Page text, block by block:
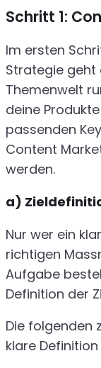
Schritt 1:
Im ersten
Strategie geht
Themenwelt
deine
passenden
Content
werden.
a)
Nur wer ein
richtigen
Aufgabe
Definition der
Die folgenden
klare